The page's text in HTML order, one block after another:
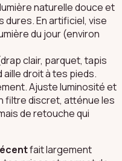
naturelle douce et
dures. En artificiel, vise
du jour (environ
clair, parquet, tapis
droit à tes pieds.
Ajuste luminosité et
filtre discret, atténue les
de retouche qui
fait largement